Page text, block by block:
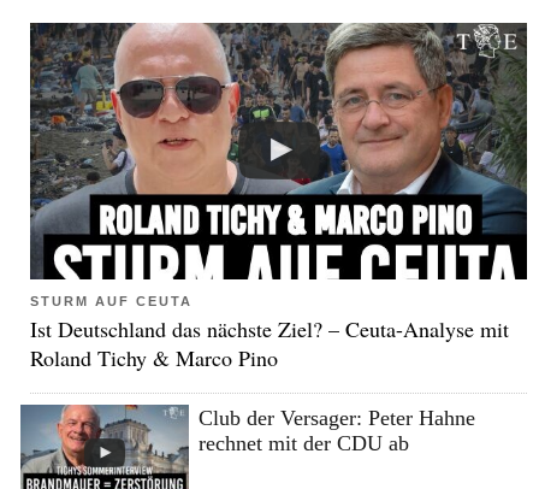
STURM AUF CEUTA
Ist Deutschland das nächste Ziel? – Ceuta-Analyse mit
Roland Tichy & Marco Pino
Club der Versager: Peter Hahne
rechnet mit der CDU ab